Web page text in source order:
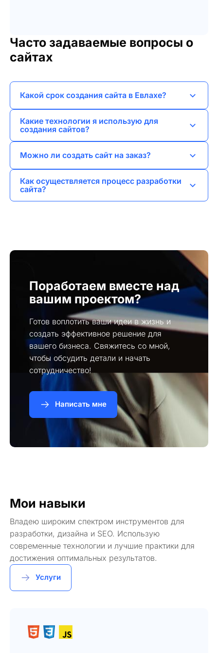
Часто задаваемые вопросы о
сайтах
Какой срок создания сайта в Евлахе?
но в среднем это занимает от 2 до 6 недель.
Какие технологии я использую для
создания сайтов?
как HTML, CSS, JavaScript, а также
популярные CMS, такие как WordPress и
Joomla.
Можно ли создать сайт на заказ?
создаю сайты под конкретные требования
Как осуществляется процесс разработки
сайта?
Поработаем вместе над
вашим проектом?
Готов воплотить ваши идеи в жизнь и
создать эффективное решение для
вашего бизнеса. Свяжитесь со мной,
чтобы обсудить детали и начать
сотрудничество!
Написать мне
Мои навыки
Владею широким спектром инструментов для
разработки, дизайна и SEO. Использую
современные технологии и лучшие практики для
достижения оптимальных результатов.
Услуги